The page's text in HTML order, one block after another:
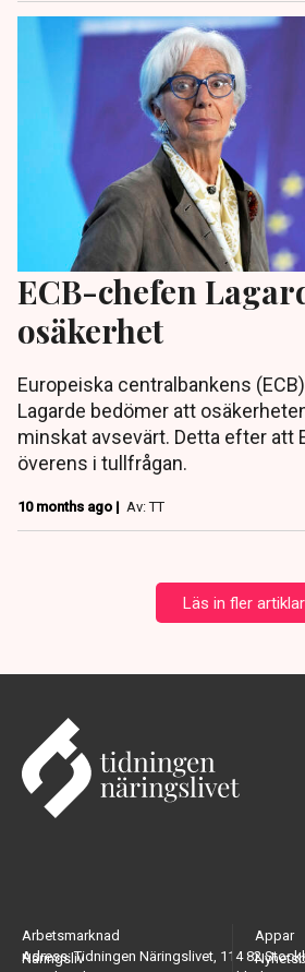
ECB-chefen
osäkerhet
Europeiska centralbankens
Lagarde bedömer att
minskat avsevärt. Detta efter att
överens i tullfrågan.
10 months ago | Av: TT
Läs in fler artiklar
Adress: Tidningen Näringslivet, 114 82
Arbetsmarknad
Näringsliv
Appar